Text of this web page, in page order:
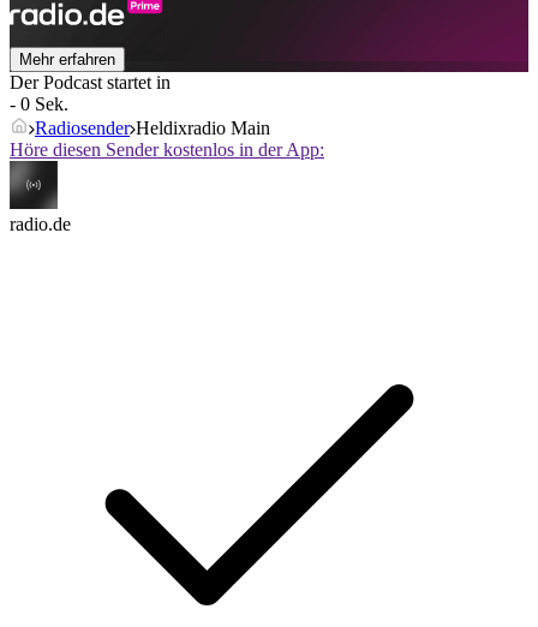
Mehr erfahren
Der Podcast startet in
- 0 Sek.
Radiosender Heldixradio Main
Höre diesen Sender kostenlos in der App:
radio.de